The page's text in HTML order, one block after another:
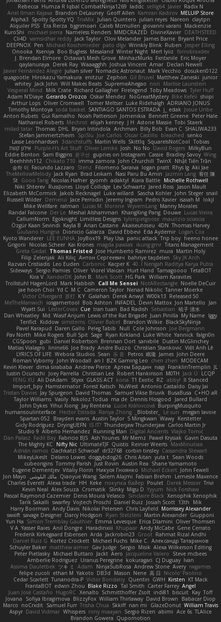
Rebecca Humza R Iqbal CombatNinja1269 laddc sellig64 Javier Radix N
Ariel Ilmari Kajava Brandon DeLauney Geoff Allen Kamran Kadirov MELUIP Store
Alpha3 Spotty Spotty YQ TrixMix Julian Quintero julian reyes Nareon claytpn
Alquiler PS5
Era Rerza bjgrimoari Caleb Mcmullen giovanni varani
Mackenzie
KuroShi
michael sierra Nameless Renders MMDCRAZED DivineXavier DEATHSTEED
Cli4D vamsidhar reddy Jack Taylor Olov Melander James Barrie Bryant Price
DEEPNOX Pen Michael Koschmieder pato dlgv Wrinkly Blink Ruben
Jesper Elling
Onooka
Kseniya Boo Bugless Mesaland Winter Night Mert İyiiz forrobloxdev
J. Brendan Elmore Octavia's Mesh Grove MinhazMurks Fxntxnile Eric Moyer
qaylanuraya
Derek Ray Waaagghh Joshua Vincent Amar Declan Newell
Javier Fernández Alegre julian silver Nomadic Astronaut Mark Vecchio dosuken0122
quagootle Hirokazu Yamakura enitzur Zephon Gil Bruvel Matthew Zaneski junior
whitey Jack John Will Makes Beats SupremeAhegao nori
Marlise Launstein
Vesperal Mind
Milk Crate Richard Gallagher Firelegend Toby Meadows Tyler Huff
Adam N'Diaye Gerardo Orozco Oskar Mendez NoGreatMystery Bike Kefeli shiipi
Arthur Lops Oliver Cromwell Tomer Meltser Luke Ridehalgh ADRIANO JONUS
Timothy Montoya soda basket SANTIAGO SANTOS ESTRADA j_ edak Josue Uribe
Anton Rubets Gui Ramalho Noah Patterson Jomenikia Bennett Greene Peter Hale
Nathaniel Roberts Mechrot elijah kenney J H Astone Massie Tobi Staerk
milad tatar Thomas DHL Bryan Intindola Archman Billy Bob Evan C SHALIWA233
Stefan Jammertzheim
SpiSlu Joe Carlos Oscar Castillo bleached senko
Lasse Leonhardsen 3darchstuffs Martin Wells Skittlq SquareIsNotCool Tobias
אילון קשת
Purple-H's Art Stuff Oliver Lemke Josh No No David Rogers MilkyBun
Eddie Benton Sam Biggins 윤구선 gupries on Instagram Cassie Bradley Savoy Wing
Beehhhh112 Chikato 710 imma zamora John Churchill TwinX Nhật Tiến Trần
승하 이 Facundo Lazzaro Stenz Filomeno Saraiva logan pratt Rhys lg Aki Jae
TheMellowMelody Jack Ryan Brad Leikam Nasi Paru Bu Amin Jazmin Lang 宥任 陳
St Gooo Tang Nicolas Hafner gyomh adaktyl Kiara Battle Michelle Rothwell
Niki Shterev RussJones Lloyd Collidge Lev Schwartz Jared Ross Jason Mault
Elizabeth McCormick Jakob Recknagel Luke willard Sascha Kohler John Steger snail
Russell Wilder Demerui Jace Perrodin Jeremy Ingram Pedro Xavier isaiah M
lokjl
Mike Wellfare ratman Lucas M. Morone WyvernLang Manny Morales
Randal Falcone Der Le Meshal Alshammari KhangXing Pang Douwe Lucas Vieira
CallumNorm Egoknight Limitless Designs tylerspetgoose maurizio sciascia
Özgür Kaan Sevindi Kayla B Arian Castane Akaiseutoseu 4DN Thomas Harvey
Giuliano Hungria Dionicio Galarza David Ebbevi Eda Aydemir Logan Cox
Kyoto Wanderer LEE EUNHA JoyBox19 Play Usa panic attack Trip boy heeno honee
Grigorii
Nicolas Scheer Kai Krones magda pawlak ikung gmr Titans Management
Greta Gedat Thomas Fristed Jose Humberto Ramirez mura Martin Holy
Filip Zelenjak Ali Kılıç Антон Сергеевич bahriye taşdelen Sky JK Arch
Razvan Cristiadis Leo Euden Carbonic Kacper K 40. I Nengah Raditya Karya Putra
Sideways Sergio Pamies Oliver Viorel Vlaican Hurt Hand Tamagoooo TetaBOT
Kira V XanderDK John B. Mark Scott HG Park William Karavites
Trollstuhl HagenLord Mark Habbish Call Me Sensei NotARectangle Noelle DeCuir
jae hoon Choi Yd C M C Cameron Taylor Nenad Nikolic Tanner Moerke
Victor Ofvergard 苏打 K Y Galahan Derek Anwyl W00k13 Released 50
MeTheManwich
iosgamertool Bob Ashton INFADEL Devin Mattox Jon Martello
Jan
Wyatt Sui
LesterCovax Cue tran tuan Bad Radish Sebastian 暁子 清水
Dan Wheatley Md. Wasif Anjum Lewis of the Rat Brigade Juan Pinilla My Name Iggy
Terifict Kiddow simsterns Olivier Babet Brandon Wilkie BlackSkyNinja
Pavel Karapud Daren Gallo Peleg Tabib Null Cole Johnson Joe Bergmann
Pav North Mike Rogers Bull Spit Sage Ryan Kirkland Luke White Yannick falgn0n
CGSpoon gubi Daniel Robertson Brennan Oort sanxbile Dustin McGlinchey
Matias Vialagro
lininx66 Joe Brady Andre Buzzo Christian Stankovic Việt Anh Lê
LYRICS OF LIFE Webora Studios Sean 乐 音 Petros 眠瓏 James John Deere
Roman Vyborny John Woodall an l BZK Gaming Leo chen zhen
MODECAM
Kevin Klever dima sirababa Andrew Pierce Артем Бардин nagi FranklinTremplin JL
Iustin Ocunschi
Joey Parrella Christian Lee Robert Hankinson M0TH Jack Ü
LCQP
FENG XU Ali DeAdam Styxx GLASS ACT kona T1 Exotic RZ abby! ll Stanced
Import_bpy Hamsternator Forest Katsch NuWest Antonio Castaldo Daisy Jai
Tristan Davies Jay Spurgeon David Thomas Samuel Vikse Bruvik BusaBusa C+HO aR
Taylor Williams Vasily Nikoloz Todua ma de Dennis Hosgood
Jared Bullard
John Dykes Yihui Xiong Jay Renteria Lucie Královcová BurpingMusquito
humansoulinterface Hector Estrada Ranya Zhong _Blobster_ Le sun
megan lavoie
Spartan 052 Brayden evans Austin Taylor S Mingkwan Wawy Kerstetter
Gicly Rodríguez DryingUEFN IS IT? Thunderjaw Thunderjaw Carlos Martin Jr
Studio 9 Alberto Hernandez Running Man Digital Ancients Vlajko Tomić
Dan Palasz Fadil Bay Fabricio BJS Ash Younes Mr Memz Paweł Krysiak Gavin Dasuta
The Mighty KC Nifty Nic UltimateTJF Quistis Reinier Weerts MaxMinutiae
Adrián ramos Oachkatzl Schwoaf dr32768 corbin tinsley Cassandra Stewart
MikeyLikesIt Delano Lowes doggybdog26 Chris Aitan yuta t Sean Woods
cubeorigins Tommy Parish Just Rovin Austin Rea Shane Yamamoto
Eugene Dementjev Vitaliy Florin Никуся Гноянко Michael Eckert John Fewell
Jon Mayo مالك البلوشي Qiaoyue Wang Salem Alajmi Fabian Brehm
Lemesle Maxence
Charles Everett Alexa trade HH Keke покупка байер Poulet Derek Messier Trivi
Kevin Neal Alex Souza Cromatik Slinky Migu D Yyyum Nick Forshaw
Pascal Raymond Cazemier Denis Moura Velasco Sinclaire Black Xenophik Xenophik
Tarik Sakalli swarfey Vojtech Proschl Daniel Ruiz Josiah Scott 13th
Mik
Harry Boorman Andy Davis Nikolai Petersen Chris Layfield Morrissey Alexander
swxift savage Designer Darcy Hodgson Ryan Stelzleni Martin Alexander Giupponi
Yun Ha Simon Tremblay Gauthier Emma Levesque Erica Dlamini Oliver Thomsen
V A Yasser Raies Anil Dongre Haradinxiii Khupaar Andy McCabe Gene Cerrato
Frederik Kirkegaard Esbensen Arda Jackrobin23 Groot Rahmat Rizal Andhi
Daniel Ruiz G Kortez Crockett Michael Fuchs Mike C. Александр Татаринов
Schuyler Baker matthew armer Gav Judge Sergio Misik Alexa Wilkerson Editing
Peter Pietlasky Michael Buttaro Jackt Aero Jacqueline Valero
Steve mcbees
Amberlie Rodriguez Uranus Peregrine kokuragari CJ Duguay Ivan
Assima Dauletbek ツキ ミ Adam NinjaSubRosa Andrew Stone Avery rwgames
felipe zucoli ethan M Yakoto DB3d Mason Nene 高 日 Nicolo' Paolino
Cedar Scarlett Tunanodra-P Victor Bondatiy Quentin GWH Kirsten KT Mack
FrantaBOT edwin Zhou Blake Rizzo Tal Smith Carter Farrey Angel
Juan José Castaño HugoRC Xenalto Schmitthoffer Zsolt indi81 biscuit Kay Toff
Jovana
Sofiya Ibragimova BlizzyFox William Thirlaway David Brown
Babacar Diop
Marco noCrxdit Samuel Furr Trisha Chua Skkiff nan mi GlazeDonut William Travis
Aspyr David Vidmar Whispers rony maayan Sergio Rizen abimi Ace 6s TLAlice
Brandon Gowera Qupomotion